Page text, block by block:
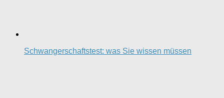
Schwangerschaftstest: was Sie wissen müssen